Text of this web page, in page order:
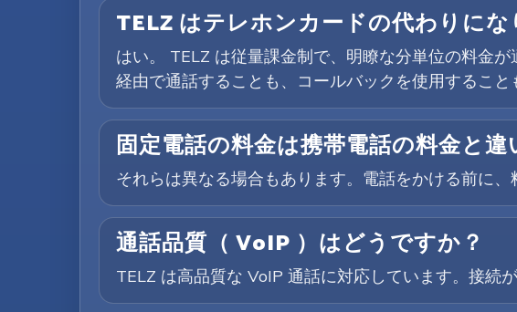
TELZ はテレホンカードの代わりに
はい。 TELZ は従量課金制で、明瞭な分単位の料金
経由で通話することも、コールバックを使用すること
固定電話の料金は携帯電話の料金と違
それらは異なる場合もあります。電話をかける前に
通話品質（ VoIP ）はどうですか？
TELZ は高品質な VoIP 通話に対応しています。接続